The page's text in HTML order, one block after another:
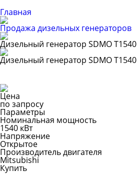
Главная
Продажа дизельных генераторов
Дизельный генератор SDMO T1540
Дизельный генератор SDMO T1540
Цена
по запросу
Параметры
Номинальная мощность
1540 кВт
Напряжение
Открытое
Производитель двигателя
Mitsubishi
Купить